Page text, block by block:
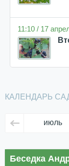
11:10 / 17
КАЛЕНДАРЬ
июль
Беседка